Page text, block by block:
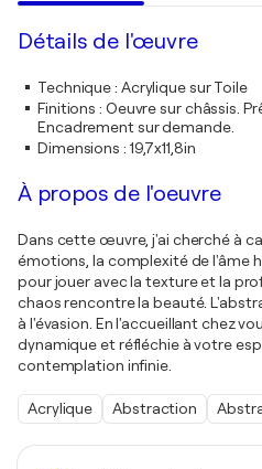
Détails de l'œuvre
Technique: Acrylique sur Toile
Finitions : Oeuvre sur châssis.
Encadrement sur demande.
Dimensions : 19,7x11,8in
À propos de l'oeuvre
Dans cette œuvre, j'ai cherché à
émotions, la complexité de l'âme
pour jouer avec la texture et la
chaos rencontre la beauté.
à l'évasion. En l'accueillant chez
dynamique et réfléchie à votre
contemplation infinie.
Acrylique Abstraction